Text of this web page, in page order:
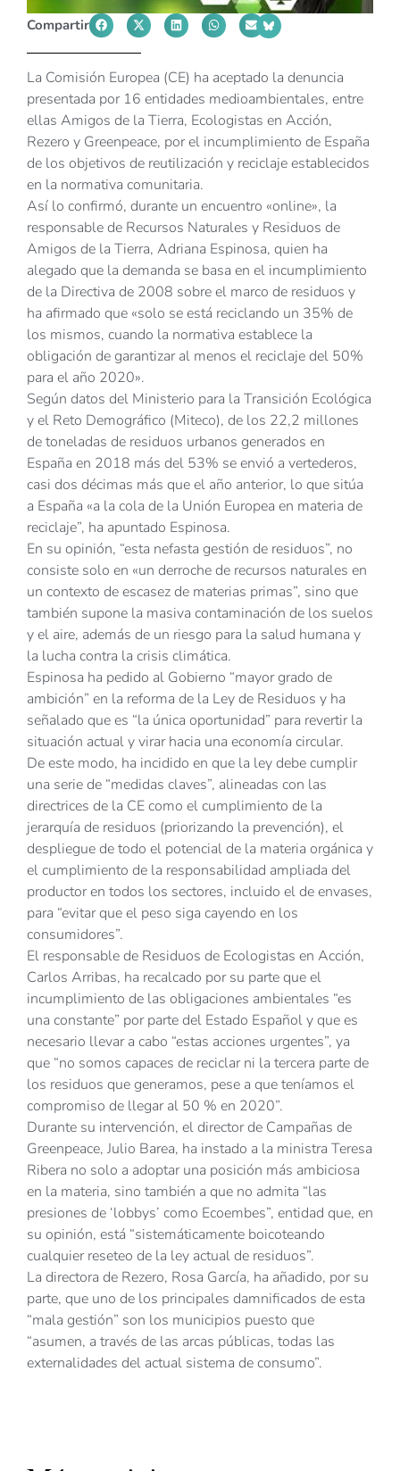
Compartir
La Comisión Europea (CE) ha aceptado la denuncia
presentada por 16 entidades medioambientales, entre
ellas Amigos de la Tierra, Ecologistas en Acción,
Rezero y Greenpeace, por el incumplimiento de España
de los objetivos de reutilización y reciclaje establecidos
en la normativa comunitaria.
Así lo confirmó, durante un encuentro «online», la
responsable de Recursos Naturales y Residuos de
Amigos de la Tierra, Adriana Espinosa, quien ha
alegado que la demanda se basa en el incumplimiento
de la Directiva de 2008 sobre el marco de residuos y
ha afirmado que «solo se está reciclando un 35% de
los mismos, cuando la normativa establece la
obligación de garantizar al menos el reciclaje del 50%
para el año 2020».
Según datos del Ministerio para la Transición Ecológica
y el Reto Demográfico (Miteco), de los 22,2 millones
de toneladas de residuos urbanos generados en
España en 2018 más del 53% se envió a vertederos,
casi dos décimas más que el año anterior, lo que sitúa
a España «a la cola de la Unión Europea en materia de
reciclaje”, ha apuntado Espinosa.
En su opinión, “esta nefasta gestión de residuos”, no
consiste solo en «un derroche de recursos naturales en
un contexto de escasez de materias primas”, sino que
también supone la masiva contaminación de los suelos
y el aire, además de un riesgo para la salud humana y
la lucha contra la crisis climática.
Espinosa ha pedido al Gobierno “mayor grado de
ambición” en la reforma de la Ley de Residuos y ha
señalado que es “la única oportunidad” para revertir la
situación actual y virar hacia una economía circular.
De este modo, ha incidido en que la ley debe cumplir
una serie de “medidas claves”, alineadas con las
directrices de la CE como el cumplimiento de la
jerarquía de residuos (priorizando la prevención), el
despliegue de todo el potencial de la materia orgánica y
el cumplimiento de la responsabilidad ampliada del
productor en todos los sectores, incluido el de envases,
para “evitar que el peso siga cayendo en los
consumidores”.
El responsable de Residuos de Ecologistas en Acción,
Carlos Arribas, ha recalcado por su parte que el
incumplimiento de las obligaciones ambientales “es
una constante” por parte del Estado Español y que es
necesario llevar a cabo “estas acciones urgentes”, ya
que “no somos capaces de reciclar ni la tercera parte de
los residuos que generamos, pese a que teníamos el
compromiso de llegar al 50 % en 2020”.
Durante su intervención, el director de Campañas de
Greenpeace, Julio Barea, ha instado a la ministra Teresa
Ribera no solo a adoptar una posición más ambiciosa
en la materia, sino también a que no admita “las
presiones de ‘lobbys’ como Ecoembes”, entidad que, en
su opinión, está “sistemáticamente boicoteando
cualquier reseteo de la ley actual de residuos”.
La directora de Rezero, Rosa García, ha añadido, por su
parte, que uno de los principales damnificados de esta
“mala gestión” son los municipios puesto que
“asumen, a través de las arcas públicas, todas las
externalidades del actual sistema de consumo”.